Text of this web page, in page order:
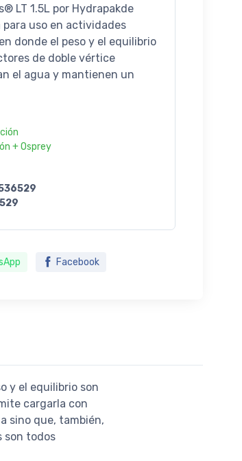
LT 1.5L por Hydrapakde
para uso en actividades
donde el peso y el equilibrio
de doble vértice
el agua y mantienen un
+ Osprey
Facebook
y el equilibrio son
cargarla con
sino que, también,
son todos